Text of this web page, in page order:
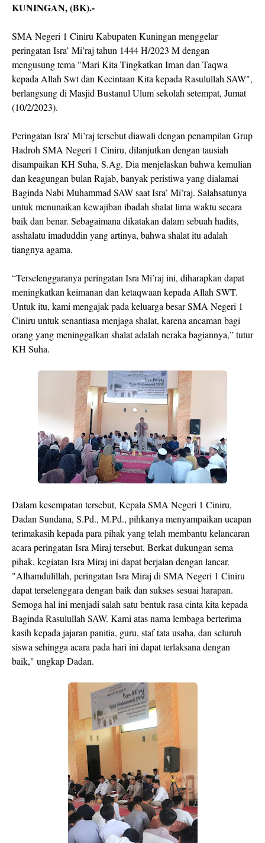
KUNINGAN, (BK).-
SMA Negeri 1 Ciniru Kabupaten Kuningan menggelar
peringatan Isra’ Mi’raj tahun 1444 H/2023 M dengan
mengusung tema "Mari Kita Tingkatkan Iman dan Taqwa
kepada Allah Swt dan Kecintaan Kita kepada Rasulullah SAW",
berlangsung di Masjid Bustanul Ulum sekolah setempat, Jumat
(10/2/2023).
Peringatan Isra’ Mi’raj tersebut diawali dengan penampilan Grup
Hadroh SMA Negeri 1 Ciniru, dilanjutkan dengan tausiah
disampaikan KH Suha, S.Ag. Dia menjelaskan bahwa kemulian
dan keagungan bulan Rajab, banyak peristiwa yang dialamai
Baginda Nabi Muhammad SAW saat Isra’ Mi’raj. Salahsatunya
untuk menunaikan kewajiban ibadah shalat lima waktu secara
baik dan benar. Sebagaimana dikatakan dalam sebuah hadits,
asshalatu imaduddin yang artinya, bahwa shalat itu adalah
tiangnya agama.
“Terselenggaranya peringatan Isra Mi’raj ini, diharapkan dapat
meningkatkan keimanan dan ketaqwaan kepada Allah SWT.
Untuk itu, kami mengajak pada keluarga besar SMA Negeri 1
Ciniru untuk senantiasa menjaga shalat, karena ancaman bagi
orang yang meninggalkan shalat adalah neraka bagiannya,” tutur
KH Suha.
Dalam kesempatan tersebut, Kepala SMA Negeri 1 Ciniru,
Dadan Sundana, S.Pd., M.Pd., pihkanya menyampaikan ucapan
terimakasih kepada para pihak yang telah membantu kelancaran
acara peringatan Isra Miraj tersebut. Berkat dukungan sema
pihak, kegiatan Isra Miraj ini dapat berjalan dengan lancar.
"Alhamdulillah, peringatan Isra Miraj di SMA Negeri 1 Ciniru
dapat terselenggara dengan baik dan sukses sesuai harapan.
Semoga hal ini menjadi salah satu bentuk rasa cinta kita kepada
Baginda Rasulullah SAW. Kami atas nama lembaga berterima
kasih kepada jajaran panitia, guru, staf tata usaha, dan seluruh
siswa sehingga acara pada hari ini dapat terlaksana dengan
baik," ungkap Dadan.